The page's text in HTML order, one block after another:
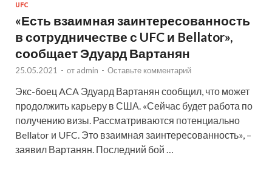
UFC
«Есть взаимная заинтересованность
в сотрудничестве с UFC и Bellator»,
сообщает Эдуард Вартанян
25.05.2021 - от admin - Оставьте комментарий
Экс-боец ACA Эдуард Вартанян сообщил, что может
продолжить карьеру в США. «Сейчас будет работа по
получению визы. Рассматриваются потенциально
Bellator и UFC. Это взаимная заинтересованность», –
заявил Вартанян. Последний бой …